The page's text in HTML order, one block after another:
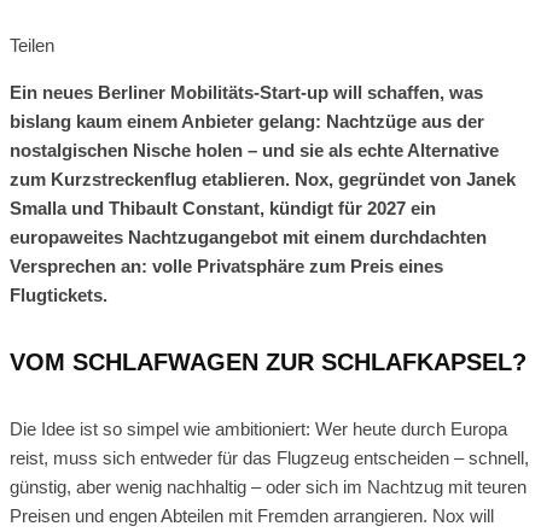
Teilen
Ein neues Berliner Mobilitäts-Start-up will schaffen, was
bislang kaum einem Anbieter gelang: Nachtzüge aus der
nostalgischen Nische holen – und sie als echte Alternative
zum Kurzstreckenflug etablieren. Nox, gegründet von Janek
Smalla und Thibault Constant, kündigt für 2027 ein
europaweites Nachtzugangebot mit einem durchdachten
Versprechen an: volle Privatsphäre zum Preis eines
Flugtickets.
VOM SCHLAFWAGEN ZUR SCHLAFKAPSEL?
Die Idee ist so simpel wie ambitioniert: Wer heute durch Europa
reist, muss sich entweder für das Flugzeug entscheiden – schnell,
günstig, aber wenig nachhaltig – oder sich im Nachtzug mit teuren
Preisen und engen Abteilen mit Fremden arrangieren. Nox will